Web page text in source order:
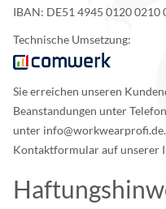
IBAN: DE51 4945 0120 0210
Technische Umsetzung:
Sie erreichen unseren
Beanstandungen unter
unter
Kontaktformular auf unserer